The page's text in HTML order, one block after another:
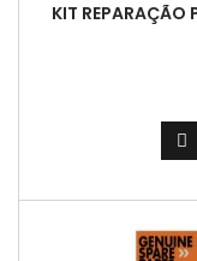
KIT REPARAÇÃO
